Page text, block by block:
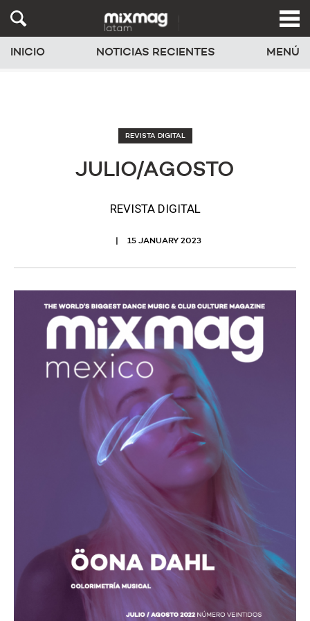
INICIO NOTICIAS RECIENTES MENÚ
REVISTA DIGITAL
JULIO/AGOSTO
REVISTA DIGITAL
15 JANUARY 2023